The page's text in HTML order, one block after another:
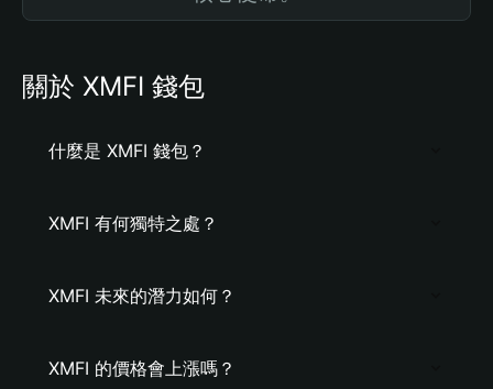
關於 XMFI 錢包
什麼是 XMFI 錢包？
XMFI 有何獨特之處？
XMFI 未來的潛力如何？
XMFI 的價格會上漲嗎？